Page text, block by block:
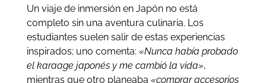
Un viaje de inmersión en Japón no está
completo sin una aventura culinaria. Los
estudiantes suelen salir de estas experiencias
inspirados; uno comenta: «Nunca había probado
el karaage japonés y me cambió la vida»,
mientras que otro planeaba «comprar accesorios